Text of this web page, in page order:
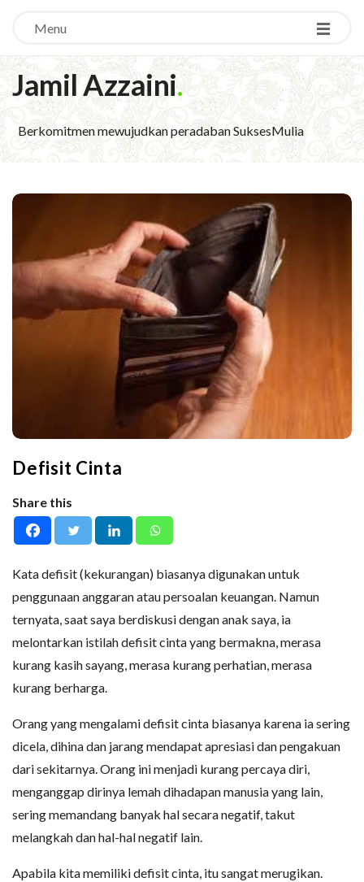
Menu
Jamil Azzaini.
Berkomitmen mewujudkan peradaban SuksesMulia
Defisit Cinta
Share this
Kata defisit (kekurangan) biasanya digunakan untuk
penggunaan anggaran atau persoalan keuangan. Namun
ternyata, saat saya berdiskusi dengan anak saya, ia
melontarkan istilah defisit cinta yang bermakna, merasa
kurang kasih sayang, merasa kurang perhatian, merasa
kurang berharga.
Orang yang mengalami defisit cinta biasanya karena ia sering
dicela, dihina dan jarang mendapat apresiasi dan pengakuan
dari sekitarnya. Orang ini menjadi kurang percaya diri,
menganggap dirinya lemah dihadapan manusia yang lain,
sering memandang banyak hal secara negatif, takut
melangkah dan hal-hal negatif lain.
Apabila kita memiliki defisit cinta, itu sangat merugikan.